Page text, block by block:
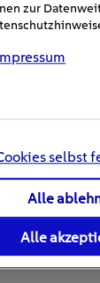
für
zur
selbst
Alle
Alle